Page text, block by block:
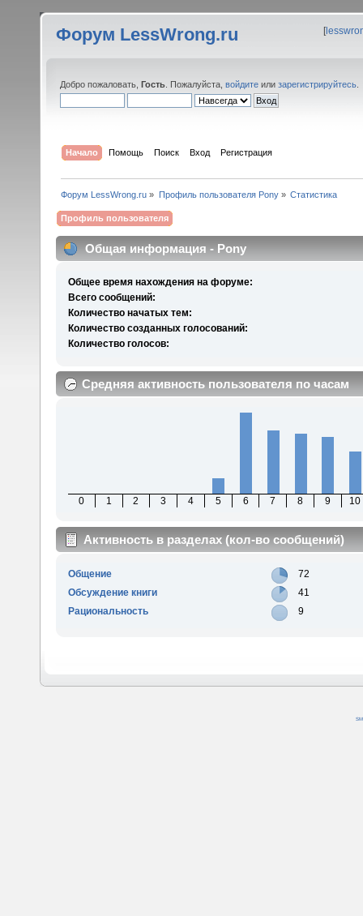
Форум LessWrong.ru [
Добро пожаловать, Гость . Пожалуйста, войдите или зарегистрируйтесь
Начало Помощь Поиск Вход Регистрация
Форум LessWrong.ru » Профиль пользователя Pony» Статистика
Профиль пользователя
Общая информация - Pony
Общее время нахождения на форуме:
Всего сообщений:
Количество начатых тем:
Количество созданных голосований:
Количество голосов:
Средняя активность пользователя по часам
0 1 2 3 4 5 6 7 8 9 10
Активность в разделах (кол-во сообщений)
Общение
72
Обсуждение книги
41
Рациональность
9